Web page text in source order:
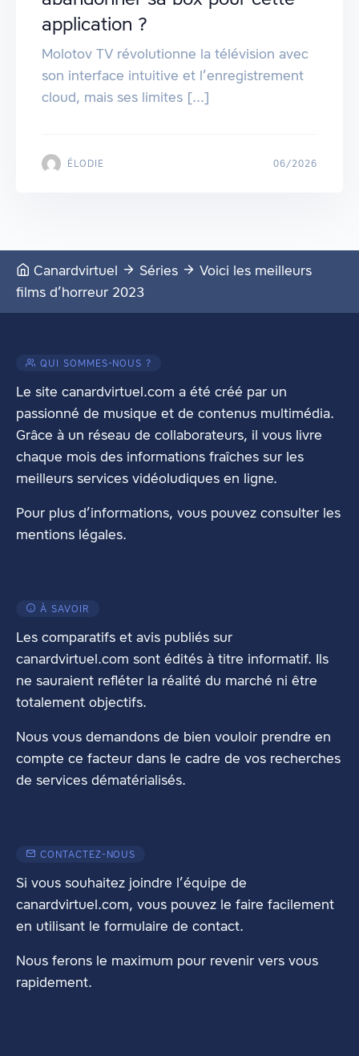
application ?
Molotov TV révolutionne la télévision avec
son interface intuitive et l’enregistrement
cloud, mais ses limites [...]
ÉLODIE 06/2026
Canardvirtuel Séries
Voici les meilleurs
films d’horreur 2023
QUI SOMMES-NOUS ?
Le site canardvirtuel.com a été créé par un
passionné de musique et de contenus multimédia.
Grâce à un réseau de collaborateurs, il vous livre
chaque mois des informations fraîches sur les
meilleurs services vidéoludiques en ligne.
Pour plus d’informations, vous pouvez consulter les
mentions légales.
À SAVOIR
Les comparatifs et avis publiés sur
canardvirtuel.com sont édités à titre informatif. Ils
ne sauraient refléter la réalité du marché ni être
totalement objectifs.
Nous vous demandons de bien vouloir prendre en
compte ce facteur dans le cadre de vos recherches
de services dématérialisés.
CONTACTEZ-NOUS
Si vous souhaitez joindre l’équipe de
canardvirtuel.com, vous pouvez le faire facilement
en utilisant le formulaire de contact.
Nous ferons le maximum pour revenir vers vous
rapidement.